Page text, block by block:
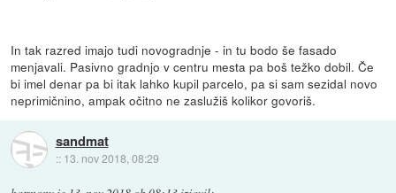
In tak razred imajo tudi novogradnje - in tu bodo še fasado
menjavali. Pasivno gradnjo v centru mesta pa boš težko dobil. Če
bi imel denar pa bi itak lahko kupil parcelo, pa si sam sezidal novo
neprimičnino, ampak očitno ne zaslužiš kolikor govoriš.
sandmat
:: 13. nov 2018, 08:29